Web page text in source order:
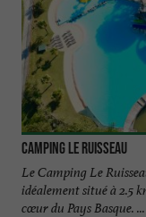
Camping Le Ruisseau
Le Camping Le
idéalement situé à 2.5
cœur du Pays Basque. ...